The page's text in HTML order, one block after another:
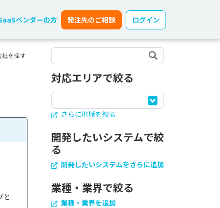
ベンダーの方 発注先のご相談 ログイン
社を探す
と
対応エリアで絞る
さらに地域を絞る
開発したいシステムで絞
る
開発したいシステムをさらに追加
業種・業界で絞る
業種・業界を追加